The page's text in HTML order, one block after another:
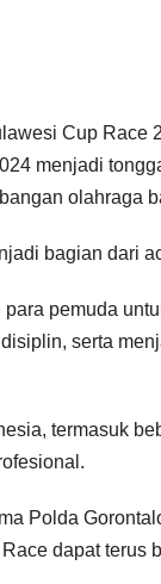
Cup Race
menjadi
olahraga
bagian dari
pemuda
serta
termasuk
Polda
dapat